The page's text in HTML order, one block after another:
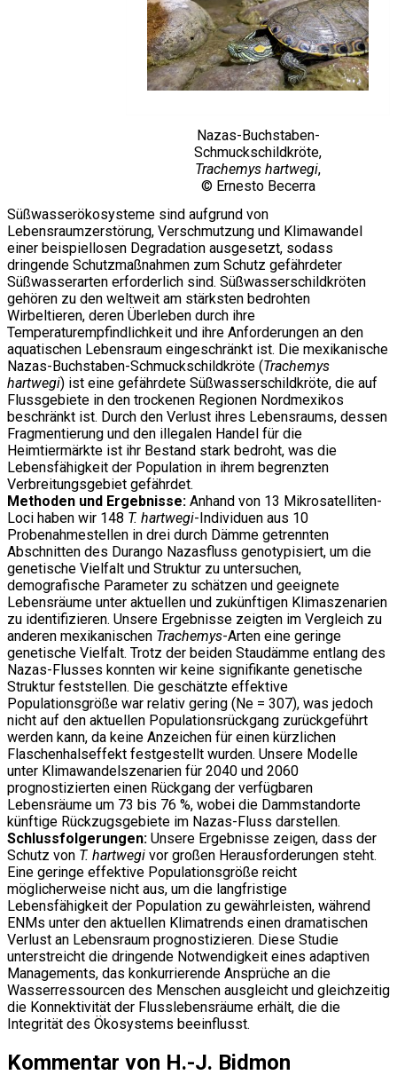
Nazas-Buchstaben-
Schmuckschildkröte,
Trachemys hartwegi,
© Ernesto Becerra
Süßwasserökosysteme sind aufgrund von
Lebensraumzerstörung, Verschmutzung und Klimawandel
einer beispiellosen Degradation ausgesetzt, sodass
dringende Schutzmaßnahmen zum Schutz gefährdeter
Süßwasserarten erforderlich sind. Süßwasserschildkröten
gehören zu den weltweit am stärksten bedrohten
Wirbeltieren, deren Überleben durch ihre
Temperaturempfindlichkeit und ihre Anforderungen an den
aquatischen Lebensraum eingeschränkt ist. Die mexikanische
Nazas-Buchstaben-Schmuckschildkröte (Trachemys
hartwegi) ist eine gefährdete Süßwasserschildkröte, die auf
Flussgebiete in den trockenen Regionen Nordmexikos
beschränkt ist. Durch den Verlust ihres Lebensraums, dessen
Fragmentierung und den illegalen Handel für die
Heimtiermärkte ist ihr Bestand stark bedroht, was die
Lebensfähigkeit der Population in ihrem begrenzten
Verbreitungsgebiet gefährdet.
Methoden und Ergebnisse: Anhand von 13 Mikrosatelliten-
Loci haben wir 148 T. hartwegi-Individuen aus 10
Probenahmestellen in drei durch Dämme getrennten
Abschnitten des Durango Nazasfluss genotypisiert, um die
genetische Vielfalt und Struktur zu untersuchen,
demografische Parameter zu schätzen und geeignete
Lebensräume unter aktuellen und zukünftigen Klimaszenarien
zu identifizieren. Unsere Ergebnisse zeigten im Vergleich zu
anderen mexikanischen Trachemys-Arten eine geringe
genetische Vielfalt. Trotz der beiden Staudämme entlang des
Nazas-Flusses konnten wir keine signifikante genetische
Struktur feststellen. Die geschätzte effektive
Populationsgröße war relativ gering (Ne = 307), was jedoch
nicht auf den aktuellen Populationsrückgang zurückgeführt
werden kann, da keine Anzeichen für einen kürzlichen
Flaschenhalseffekt festgestellt wurden. Unsere Modelle
unter Klimawandelszenarien für 2040 und 2060
prognostizierten einen Rückgang der verfügbaren
Lebensräume um 73 bis 76 %, wobei die Dammstandorte
künftige Rückzugsgebiete im Nazas-Fluss darstellen.
Schlussfolgerungen: Unsere Ergebnisse zeigen, dass der
Schutz von T. hartwegi vor großen Herausforderungen steht.
Eine geringe effektive Populationsgröße reicht
möglicherweise nicht aus, um die langfristige
Lebensfähigkeit der Population zu gewährleisten, während
ENMs unter den aktuellen Klimatrends einen dramatischen
Verlust an Lebensraum prognostizieren. Diese Studie
unterstreicht die dringende Notwendigkeit eines adaptiven
Managements, das konkurrierende Ansprüche an die
Wasserressourcen des Menschen ausgleicht und gleichzeitig
die Konnektivität der Flusslebensräume erhält, die die
Integrität des Ökosystems beeinflusst.
Kommentar von H.-J. Bidmon